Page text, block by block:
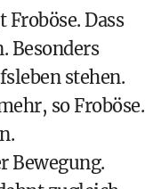
Dass
Besonders
stehen.
so Froböse.
Bewegung.